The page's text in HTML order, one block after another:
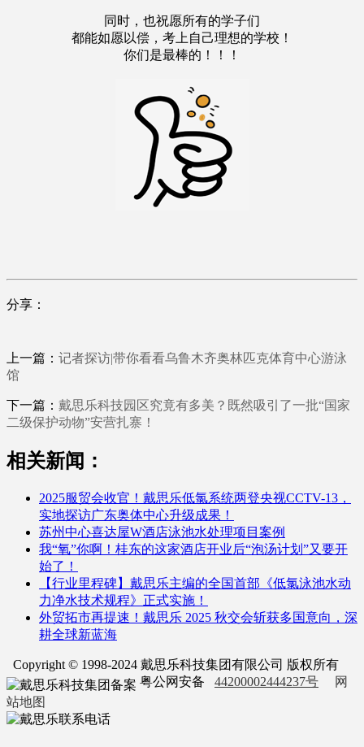
同时，也祝愿所有的学子们
都能如愿以偿，考上自己理想的学校！
你们是最棒的！！！
分享：
上一篇： 记者探访|带你看看乌鲁木齐奥林匹克体育中心游泳
馆
下一篇： 戴思乐科技园区究竟有多美？既然吸引了一批“国家
二级保护动物”安营扎寨！
相关新闻：
2025服贸会收官！戴思乐低氯系统两登央视CCTV-13，
实地探访广东奥体中心升级成果！
苏州中心喜达屋W酒店泳池水处理项目案例
我“氧”你啊！桂东的这家酒店开业后“泡汤计划”又要开
始了！
【行业里程碑】戴思乐主编的全国首部《低氯泳池水动
力净水技术规程》正式实施！
外贸拓市再提速！戴思乐 2025 秋交会斩获多国意向，深
耕全球新蓝海
Copyright © 1998-2024 戴思乐科技集团有限公司 版权所有
粤公网安备 44200002444237号
网
站地图